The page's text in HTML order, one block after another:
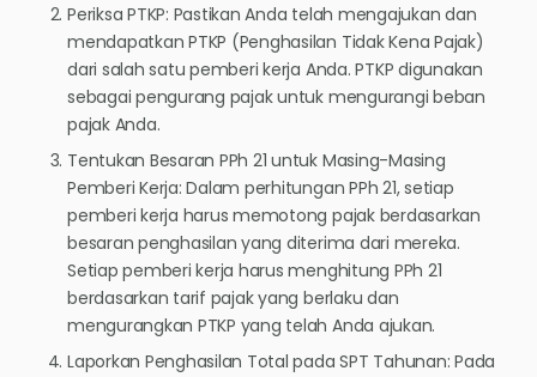
Periksa PTKP: Pastikan Anda telah mengajukan dan
mendapatkan PTKP (Penghasilan Tidak Kena Pajak)
dari salah satu pemberi kerja Anda. PTKP digunakan
sebagai pengurang pajak untuk mengurangi beban
pajak Anda.
Tentukan Besaran PPh 21 untuk Masing-Masing
Pemberi Kerja: Dalam perhitungan PPh 21, setiap
pemberi kerja harus memotong pajak berdasarkan
besaran penghasilan yang diterima dari mereka.
Setiap pemberi kerja harus menghitung PPh 21
berdasarkan tarif pajak yang berlaku dan
mengurangkan PTKP yang telah Anda ajukan.
Laporkan Penghasilan Total pada SPT Tahunan: Pada